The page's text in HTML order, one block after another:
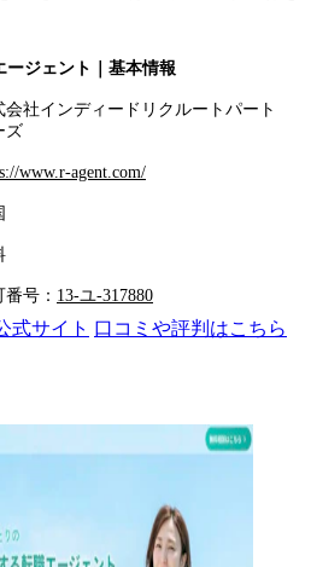
ージェント ｜基本情報
会社インディードリクルートパート
ズ
www.r-agent.com/
号： 13-ユ-317880
式サイト 口コミや評判はこちら